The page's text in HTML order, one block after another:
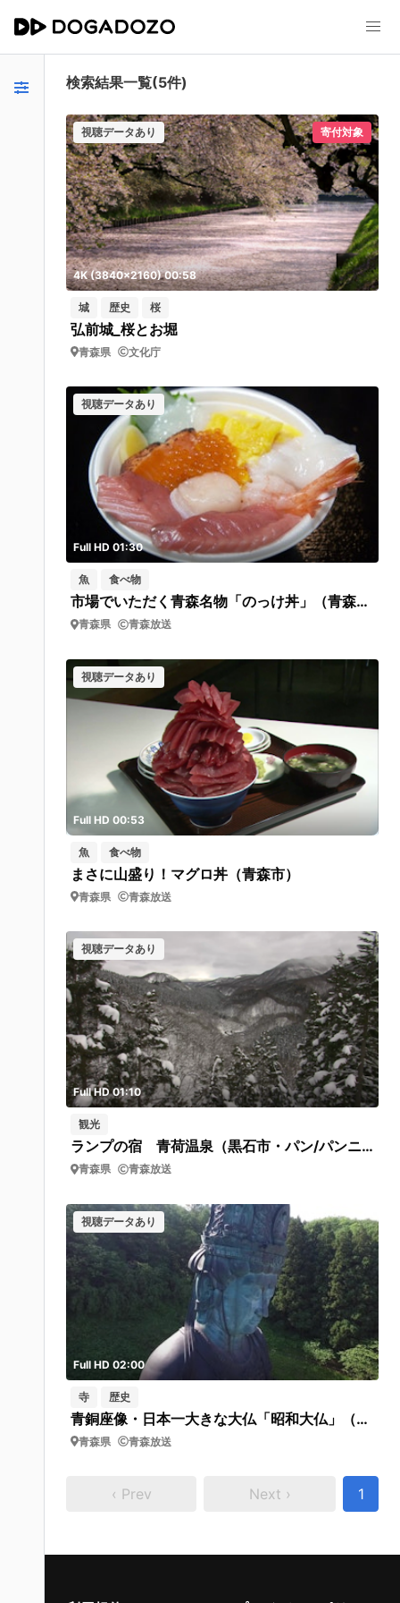
検索結果一覧(5件)
視聴データあり 寄付対象
4K (3840x2160) 00:58
城 歴史 桜
弘前城_桜とお堀
青森県 文化庁
視聴データあり
Full HD 01:30
魚 食べ物
市場でいただく青森名物「のっけ丼」（青森市）
青森県 青森放送
視聴データあり
Full HD 00:53
魚 食べ物
まさに山盛り！マグロ丼（青森市）
青森県 青森放送
視聴データあり
Full HD 01:10
観光
ランプの宿 青荷温泉（黒石市・パン/パンニング撮影）
青森県 青森放送
視聴データあり
Full HD 02:00
寺 歴史
青銅座像・日本一大きな大仏「昭和大仏」（青森市）
青森県 青森放送
‹ Prev Next › 1